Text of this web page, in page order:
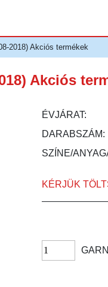
2018) Akciós termékek
Akciós
ÉVJÁRAT:
DARABSZÁM:
SZÍNE/
KÉRJÜK